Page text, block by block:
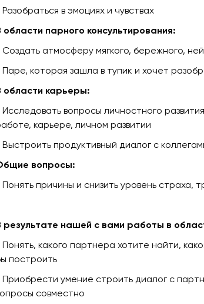
в эмоциях и чувствах
области парного консультирования:
атмосферу мягкого, бережного,
которая зашла в тупик и хочет
области карьеры:
вопросы личностного
карьере, личном развитии
продуктивный диалог с
вопросы:
причины и снизить уровень страха,
результате нашей с вами работы в
какого партнера хотите найти,
построить
умение строить диалог с
совместно